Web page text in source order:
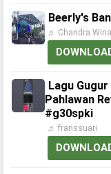
Beerly's
♬ Chandra
Lagu
Pahlawan
#g30spki
♬ franssuari